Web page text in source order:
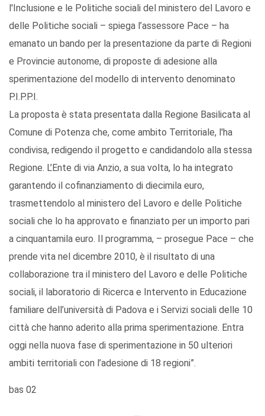
l'Inclusione e le Politiche sociali del ministero del Lavoro e
delle Politiche sociali – spiega l’assessore Pace – ha
emanato un bando per la presentazione da parte di Regioni
e Provincie autonome, di proposte di adesione alla
sperimentazione del modello di intervento denominato
P.I.P.P.I.
La proposta è stata presentata dalla Regione Basilicata al
Comune di Potenza che, come ambito Territoriale, l'ha
condivisa, redigendo il progetto e candidandolo alla stessa
Regione. L’Ente di via Anzio, a sua volta, lo ha integrato
garantendo il cofinanziamento di diecimila euro,
trasmettendolo al ministero del Lavoro e delle Politiche
sociali che lo ha approvato e finanziato per un importo pari
a cinquantamila euro. Il programma, – prosegue Pace – che
prende vita nel dicembre 2010, è il risultato di una
collaborazione tra il ministero del Lavoro e delle Politiche
sociali, il laboratorio di Ricerca e Intervento in Educazione
familiare dell’università di Padova e i Servizi sociali delle 10
città che hanno aderito alla prima sperimentazione. Entra
oggi nella nuova fase di sperimentazione in 50 ulteriori
ambiti territoriali con l’adesione di 18 regioni”.
bas 02